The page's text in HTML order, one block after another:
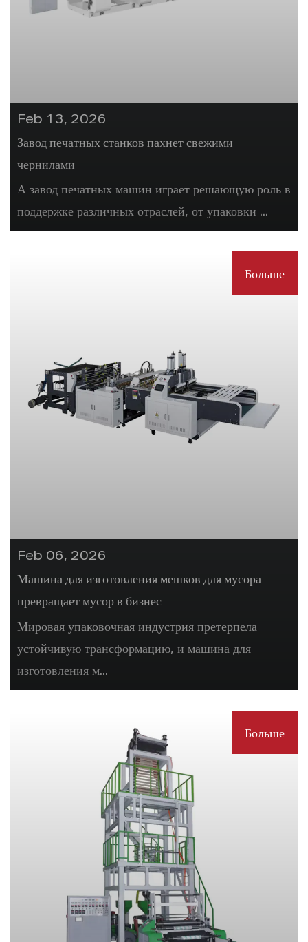
Feb 13, 2026
Завод печатных станков пахнет свежими
чернилами
А завод печатных машин играет решающую роль в
поддержке различных отраслей, от упаковки ...
Больше
Feb 06, 2026
Машина для изготовления мешков для мусора
превращает мусор в бизнес
Мировая упаковочная индустрия претерпела
устойчивую трансформацию, и машина для
изготовления м...
Больше